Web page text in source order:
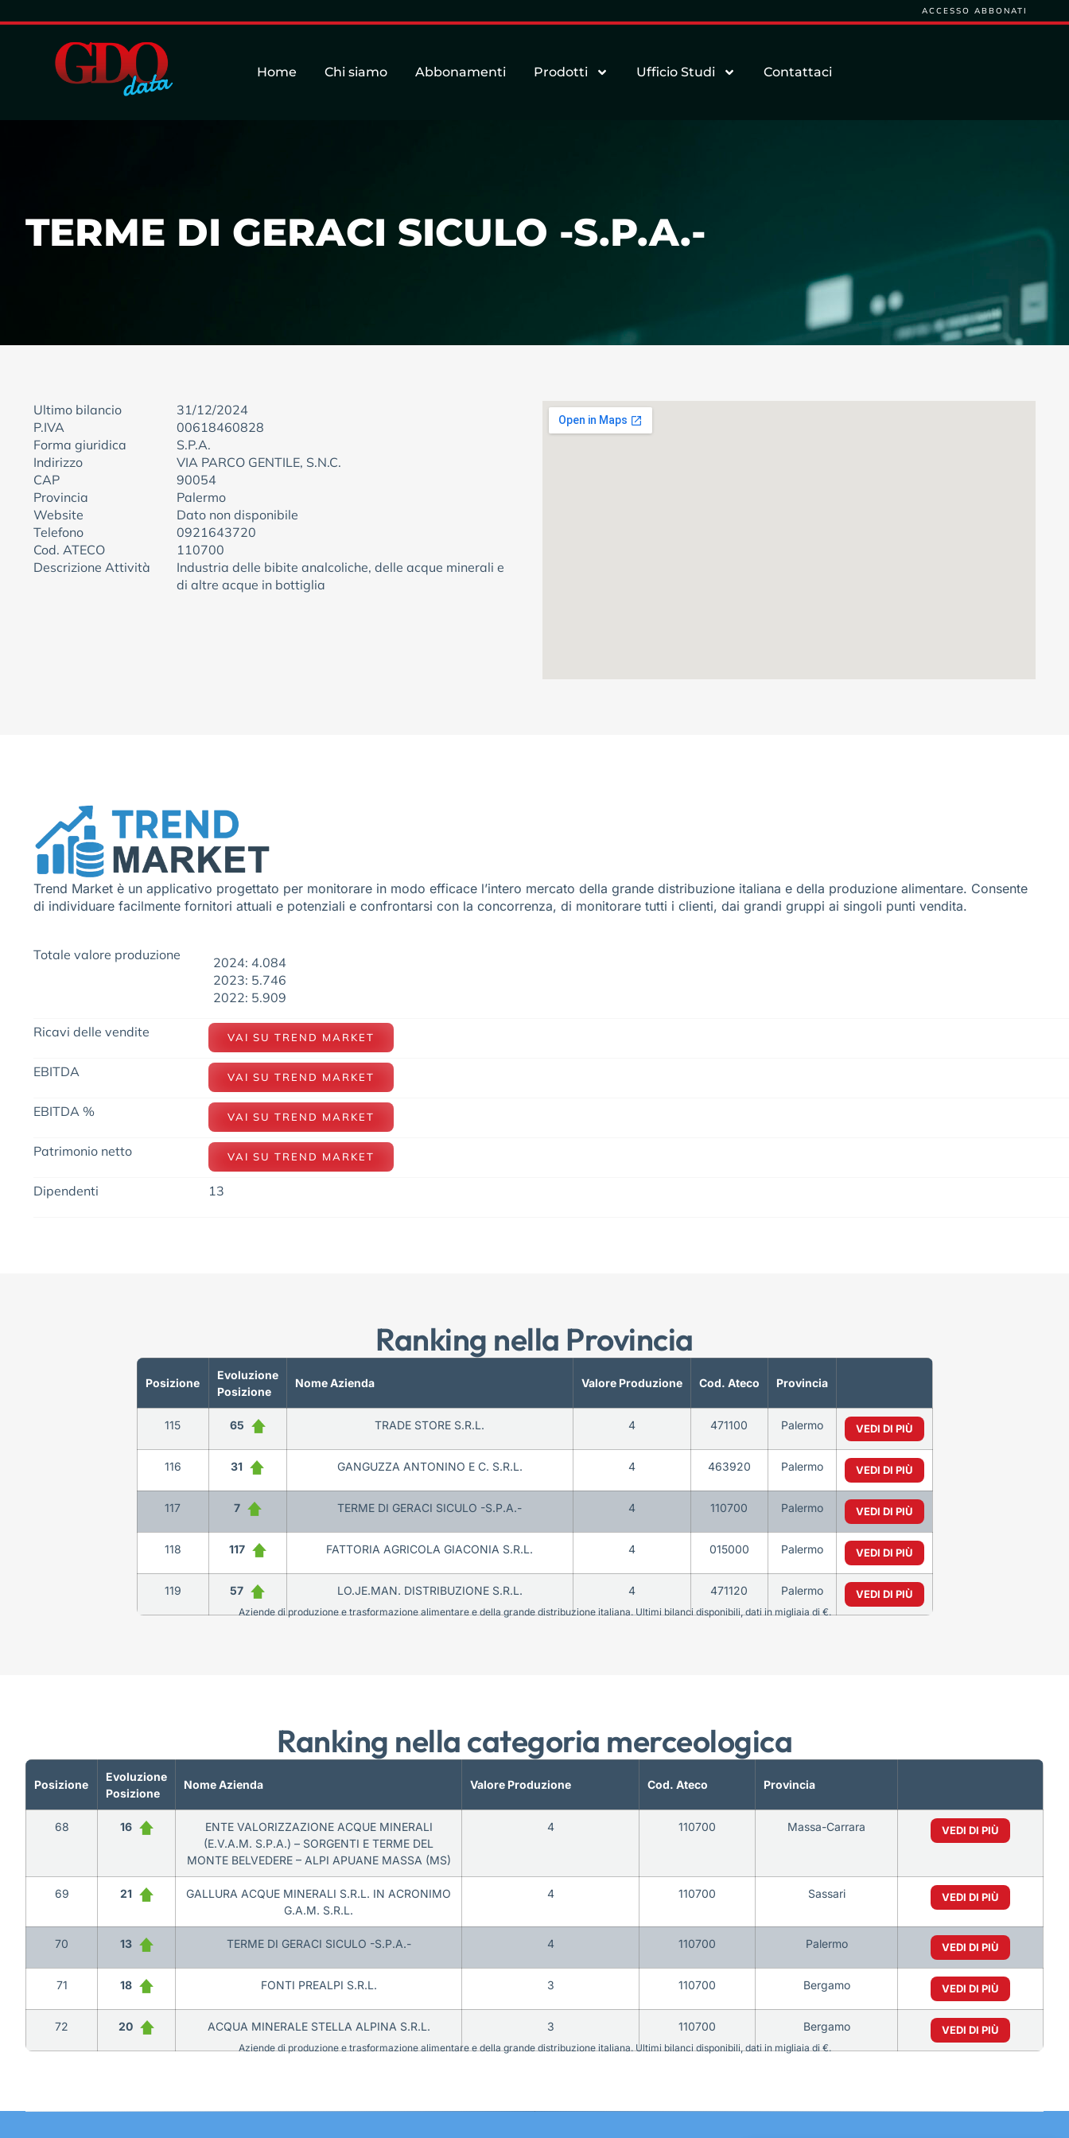
ACCESSO ABBONATI
Home Chi siamo Abbonamenti Prodotti Ufficio Studi Contattaci
TERME DI GERACI SICULO -S.P.A.-
Ultimo bilancio
31/12/2024
P.IVA
00618460828
Forma giuridica
S.P.A.
Indirizzo
VIA PARCO GENTILE, S.N.C.
CAP
90054
Provincia
Palermo
Website
Dato non disponibile
Telefono
0921643720
Cod. ATECO
110700
Descrizione Attività
Industria delle bibite analcoliche, delle acque minerali e
di altre acque in bottiglia
Trend Market è un applicativo progettato per monitorare in modo efficace l’intero mercato della grande distribuzione italiana e della produzione alimentare. Consente
di individuare facilmente fornitori attuali e potenziali e confrontarsi con la concorrenza, di monitorare tutti i clienti, dai grandi gruppi ai singoli punti vendita.
Totale valore produzione
2024: 4.084
2023: 5.746
2022: 5.909
Ricavi delle vendite VAI SU TREND MARKET
EBITDA VAI SU TREND MARKET
EBITDA % VAI SU TREND MARKET
Patrimonio netto VAI SU TREND MARKET
Dipendenti 13
Ranking nella Provincia
Posizione
Evoluzione
Posizione
Nome Azienda Valore Produzione Cod. Ateco Provincia
115 65 TRADE STORE S.R.L. 4 471100 Palermo VEDI DI PIÙ
116 31 GANGUZZA ANTONINO E C. S.R.L. 4 463920 Palermo VEDI DI PIÙ
117 7 TERME DI GERACI SICULO -S.P.A.- 4 110700 Palermo VEDI DI PIÙ
118 117 FATTORIA AGRICOLA GIACONIA S.R.L. 4 015000 Palermo VEDI DI PIÙ
119 57 LO.JE.MAN. DISTRIBUZIONE S.R.L. 4 471120 Palermo VEDI DI PIÙ
Aziende di produzione e trasformazione alimentare e della grande distribuzione italiana. Ultimi bilanci disponibili, dati in migliaia di €.
Ranking nella categoria merceologica
Posizione
Evoluzione
Posizione
Nome Azienda Valore Produzione Cod. Ateco Provincia
68 16
ENTE VALORIZZAZIONE ACQUE MINERALI
(E.V.A.M. S.P.A.) – SORGENTI E TERME DEL
MONTE BELVEDERE – ALPI APUANE MASSA (MS)
4 110700 Massa-Carrara VEDI DI PIÙ
69 21
GALLURA ACQUE MINERALI S.R.L. IN ACRONIMO
G.A.M. S.R.L.
4 110700 Sassari VEDI DI PIÙ
70 13 TERME DI GERACI SICULO -S.P.A.- 4 110700 Palermo VEDI DI PIÙ
71 18 FONTI PREALPI S.R.L. 3 110700 Bergamo VEDI DI PIÙ
72 20 ACQUA MINERALE STELLA ALPINA S.R.L. 3 110700 Bergamo VEDI DI PIÙ
Aziende di produzione e trasformazione alimentare e della grande distribuzione italiana. Ultimi bilanci disponibili, dati in migliaia di €.